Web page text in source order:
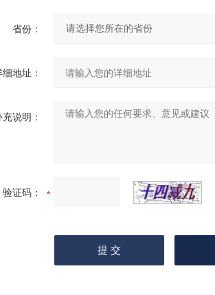
省份：
细地址：
充说明：
验证码：